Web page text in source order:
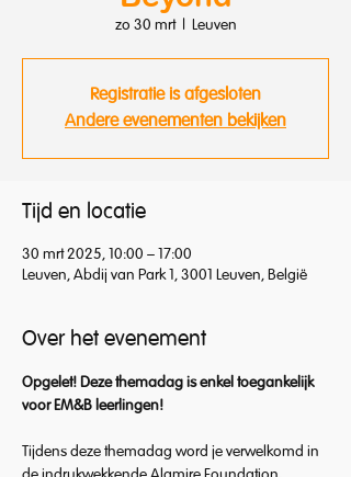
zo 30 mrt
  |
Leuven
Registratie is afgesloten
Andere evenementen bekijken
Tijd en locatie
30 mrt 2025, 10:00 – 17:00
Leuven, Abdij van Park 1, 3001 Leuven, België
Over het evenement
Opgelet! Deze themadag is enkel toegankelijk
voor EM&B leerlingen!
Tijdens deze themadag word je verwelkomd in